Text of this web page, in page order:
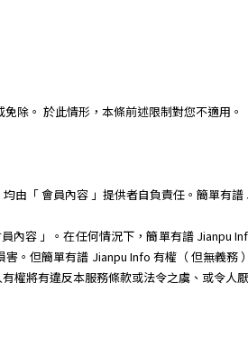
除。 於此情形，本條前述限制對您不適用。
由「 會員內容 」提供者自負責任。簡單有
內容 」。在任何情況下，簡單有譜 Jianpu
。但簡單有譜 Jianpu Info 有權（ 但無義務
權將有違反本服務條款或法令之虞、或令人